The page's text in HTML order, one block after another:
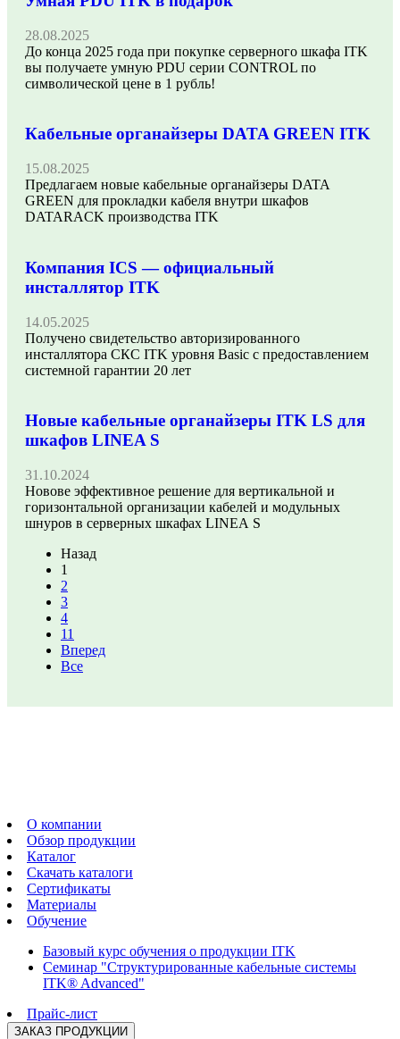
28.08.2025
До конца 2025 года при покупке серверного шкафа ITK
вы получаете умную PDU серии CONTROL по
символической цене в 1 рубль!
Кабельные органайзеры DATA GREEN ITK
15.08.2025
Предлагаем новые кабельные органайзеры DATA
GREEN для прокладки кабеля внутри шкафов
DATARACK производства ITK
Компания ICS — официальный
инсталлятор ITK
14.05.2025
Получено свидетельство авторизированного
инсталлятора СКС ITK уровня Basic с предоставлением
системной гарантии 20 лет
Новые кабельные органайзеры ITK LS для
шкафов LINEA S
31.10.2024
Новове эффективное решение для вертикальной и
горизонтальной организации кабелей и модульных
шнуров в серверных шкафах LINEA S
Назад
1
2
3
4
11
Вперед
Все
О компании
Обзор продукции
Каталог
Скачать каталоги
Сертификаты
Материалы
Обучение
Базовый курс обучения о продукции ITK
Семинар "Структурированные кабельные системы
ITK® Advanced"
Прайс-лист
ЗАКАЗ ПРОДУКЦИИ